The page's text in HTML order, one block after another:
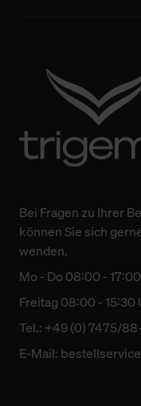
Bei Fragen zu Ihrer
können Sie sich
wenden.
Mo - Do 08:00 -
Freitag 08:00 - 15:30
Tel.: +49 (0) 7475/
E-Mail: